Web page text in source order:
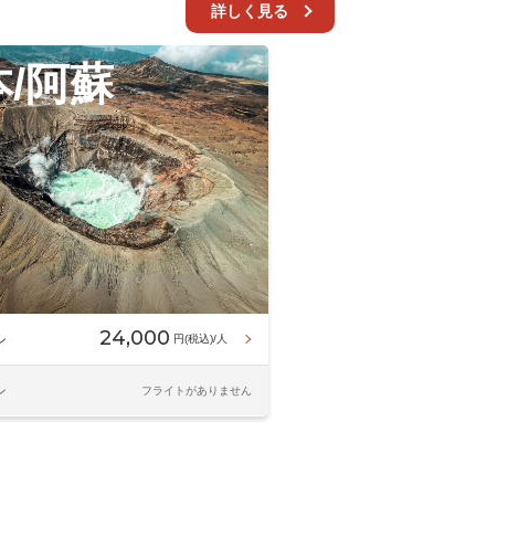
詳しく見る
/阿蘇
24,000 円(税込)/人
フライトがありません